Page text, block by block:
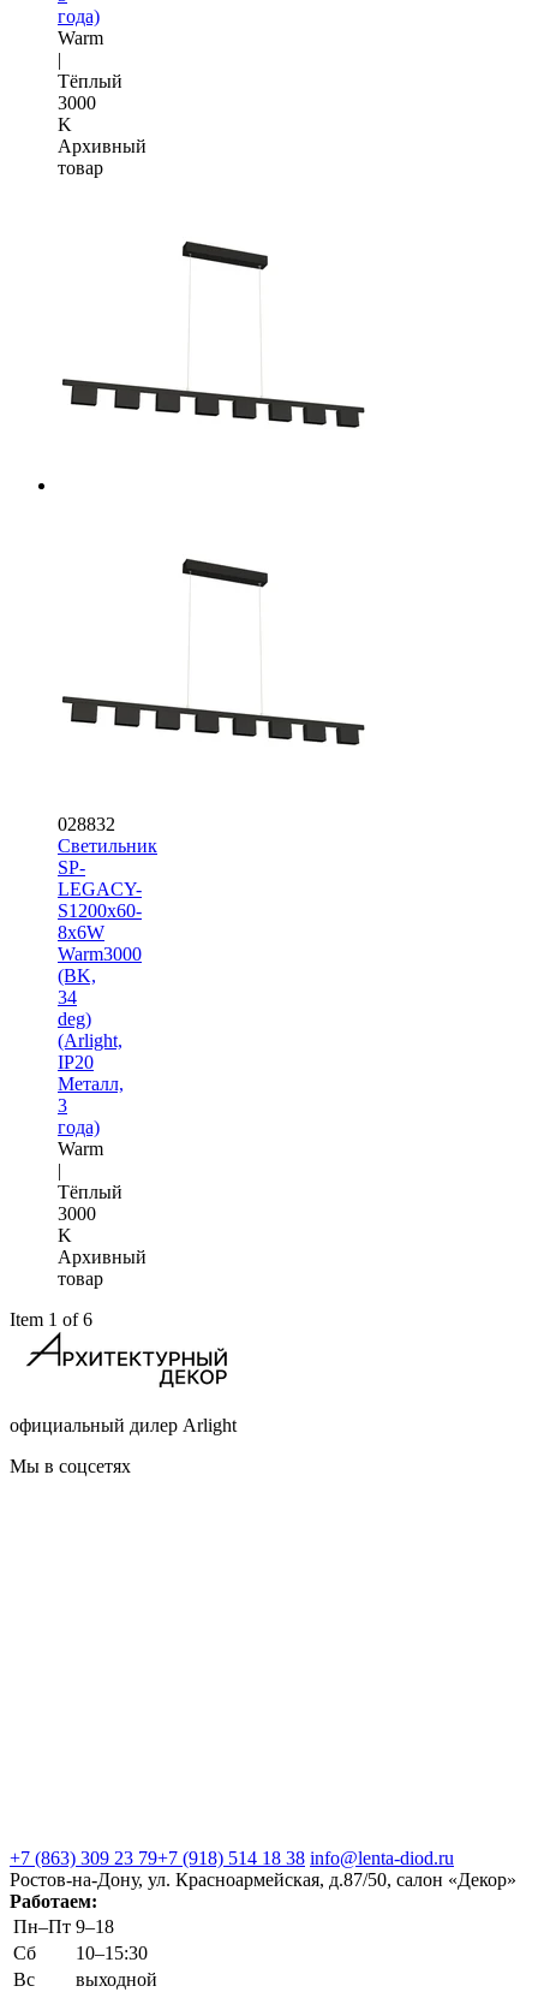
года)
Warm
|
Тёплый
3000
K
Архивный
товар
028832
Светильник
SP-
LEGACY-
S1200x60-
8x6W
Warm3000
(BK,
34
deg)
(Arlight,
IP20
Металл,
3
года)
Warm
|
Тёплый
3000
K
Архивный
товар
Item 1 of 6
официальный дилер Arlight
Мы в соцсетях
+7 (863) 309 23 79+7 (918) 514 18 38 info@lenta-diod.ru
Ростов-на-Дону, ул. Красноармейская, д.87/50, салон «Декор»
Работаем:
Пн–Пт 9–18
Сб
10–15:30
Вс
выходной